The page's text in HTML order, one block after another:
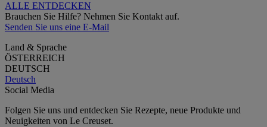
ALLE ENTDECKEN
Brauchen Sie Hilfe? Nehmen Sie Kontakt auf.
Senden Sie uns eine E-Mail
Land & Sprache
ÖSTERREICH
DEUTSCH
Deutsch
Social Media
Folgen Sie uns und entdecken Sie Rezepte, neue Produkte und
Neuigkeiten von Le Creuset.